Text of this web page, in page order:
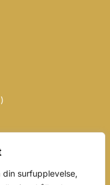
surfupplevelse,